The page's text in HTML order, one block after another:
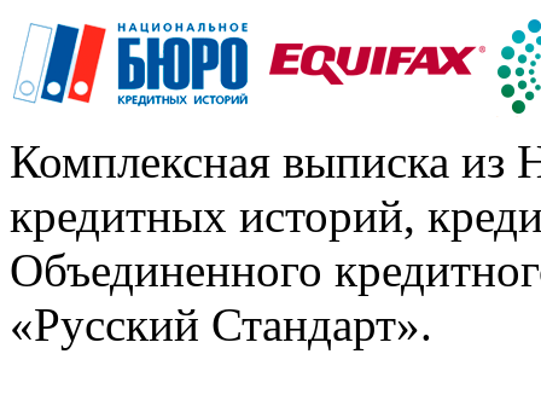
Комплексная выписка из
кредитных историй,
Объединенного
«Русский Стандарт».